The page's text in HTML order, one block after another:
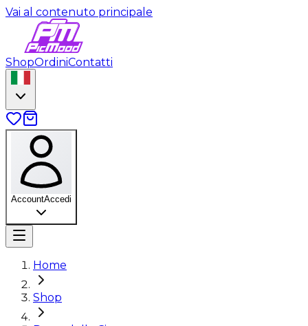
Vai al contenuto principale
ShopOrdiniContatti
AccountAccedi
Home
Shop